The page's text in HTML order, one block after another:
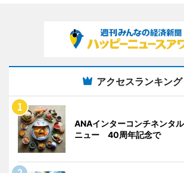
アクセスランキング
ANAインターコンチネンタ
ニュー 40周年記念で